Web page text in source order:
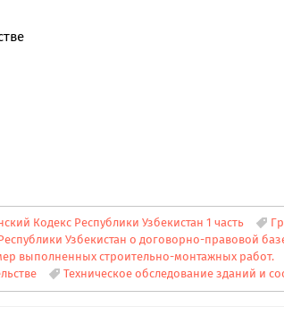
Кодекс Республики Узбекистан 1 часть
Узбекистан о договорно-правовой
выполненных строительно-монтажных работ.
Техническое обследование зданий и